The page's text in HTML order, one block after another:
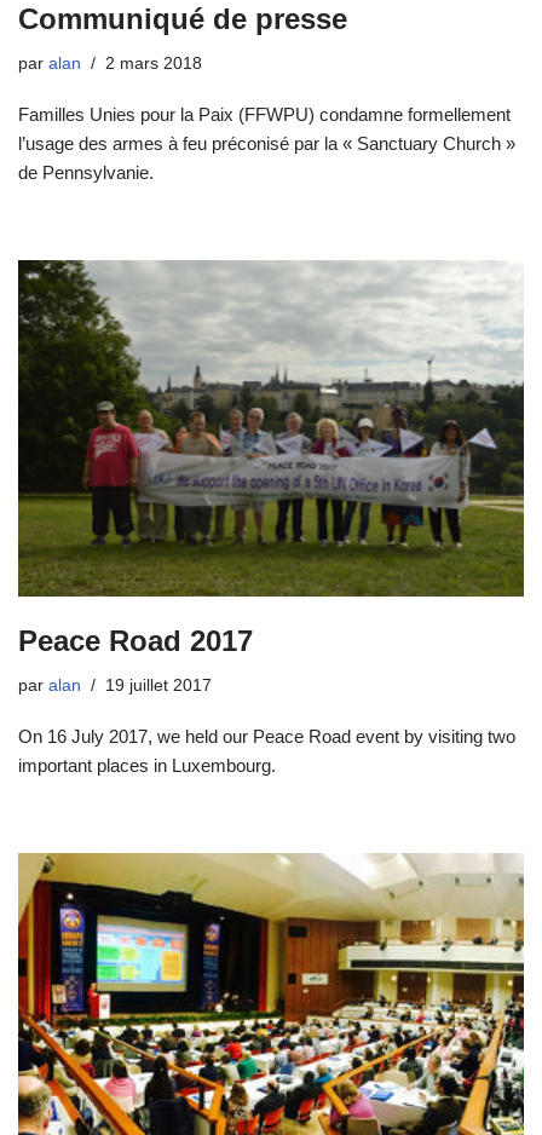
Communiqué de presse
par alan 2 mars 2018
Familles Unies pour la Paix (FFWPU) condamne formellement
l’usage des armes à feu préconisé par la « Sanctuary Church »
de Pennsylvanie.
Peace Road 2017
par alan 19 juillet 2017
On 16 July 2017, we held our Peace Road event by visiting two
important places in Luxembourg.